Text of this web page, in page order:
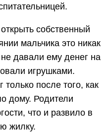
собственный
мальчика это никак
давали ему денег на
игрушками.
только после того, как
дому. Родители
что и развило в
жилку.